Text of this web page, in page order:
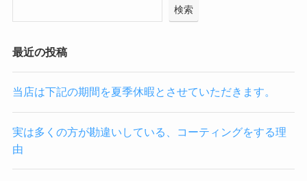
検索
最近の投稿
当店は下記の期間を夏季休暇とさせていただきます。
実は多くの方が勘違いしている、コーティングをする理
由